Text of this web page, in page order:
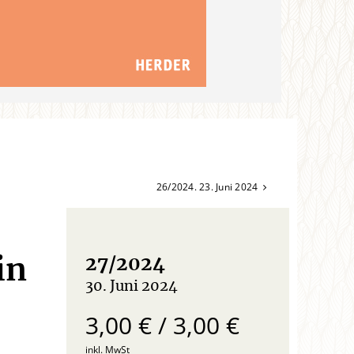
26/2024. 23. Juni 2024
27/2024
:
30. Juni 2024
3,00 € / 3,00 €
inkl. MwSt